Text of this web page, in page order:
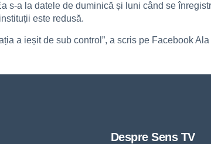
s-a la datele de duminică și luni când se
este redusă.
a ieșit de sub control”, a scris pe Facebook
Despre Sens TV